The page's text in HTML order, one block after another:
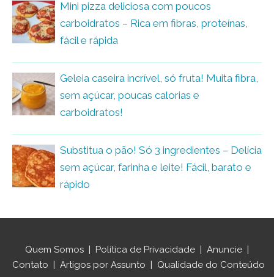
Mini pizza deliciosa com poucos
carboidratos – Rica em fibras, proteínas,
fácil e rápida
Geleia caseira incrível, só fruta! Muita fibra,
sem açúcar, poucas calorias e
carboidratos!
Substitua o pão! Só 3 ingredientes – Delícia
sem açúcar, farinha e leite! Fácil, barato e
rápido
Quem Somos | Política de Privacidade | Anuncie |
Contato | Artigos por Assunto | Qualidade do Conteúdo